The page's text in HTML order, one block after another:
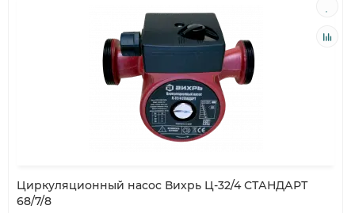
Циркуляционный насос Вихрь Ц-32/4 СТАНДАРТ
68/7/8